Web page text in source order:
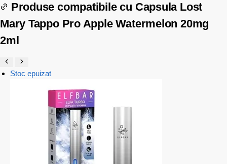
Produse compatibile cu Capsula Lost
Mary Tappo Pro Apple Watermelon 20mg
2ml
Stoc epuizat